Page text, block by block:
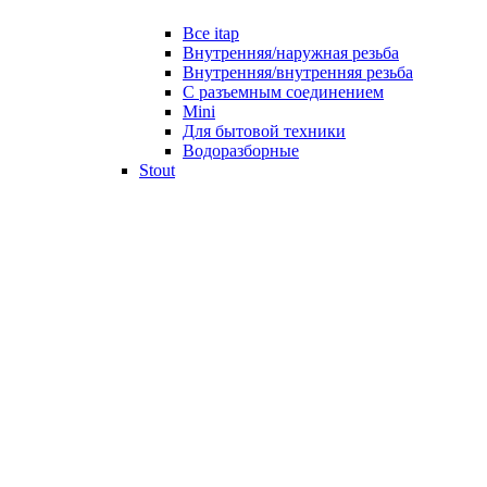
Все itap
Внутренняя/наружная резьба
Внутренняя/внутренняя резьба
С разъемным соединением
Mini
Для бытовой техники
Водоразборные
Stout